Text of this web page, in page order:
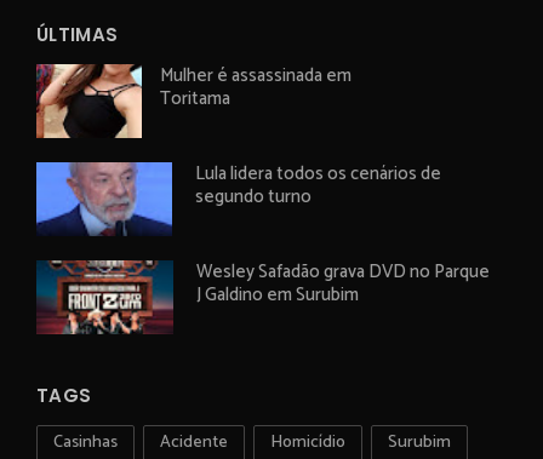
ÚLTIMAS
Mulher é assassinada em
Toritama
Lula lidera todos os cenários de
segundo turno
Wesley Safadão grava DVD no Parque
J Galdino em Surubim
TAGS
Casinhas Acidente Homicídio
Surubim